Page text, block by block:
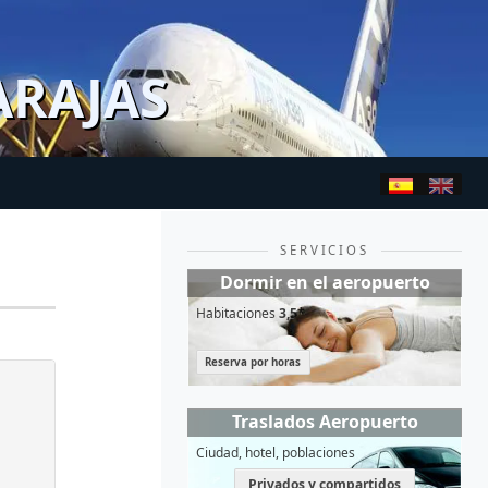
SERVICIOS
Dormir en el aeropuerto
Habitaciones3,5*
Reserva por horas
Traslados Aeropuerto
Ciudad, hotel, poblaciones